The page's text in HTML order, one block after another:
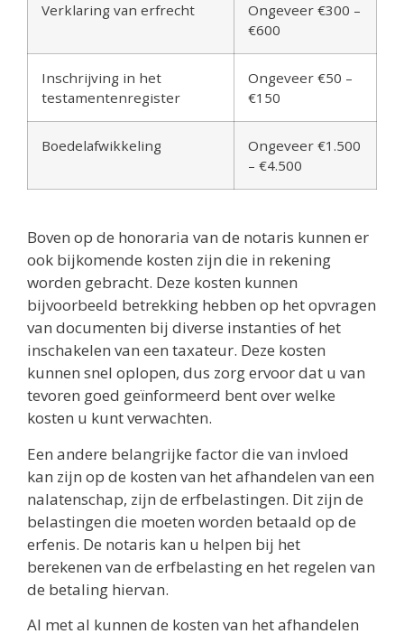
Verklaring van erfrecht
Ongeveer €300 –
€600
Inschrijving in het
testamentenregister
Ongeveer €50 –
€150
Boedelafwikkeling
Ongeveer €1.500
– €4.500
Boven op de honoraria van de notaris kunnen er
ook bijkomende kosten zijn die in rekening
worden gebracht. Deze kosten kunnen
bijvoorbeeld betrekking hebben op het opvragen
van documenten bij diverse instanties of het
inschakelen van een taxateur. Deze kosten
kunnen snel oplopen, dus zorg ervoor dat u van
tevoren goed geïnformeerd bent over welke
kosten u kunt verwachten.
Een andere belangrijke factor die van invloed
kan zijn op de kosten van het afhandelen van een
nalatenschap, zijn de erfbelastingen. Dit zijn de
belastingen die moeten worden betaald op de
erfenis. De notaris kan u helpen bij het
berekenen van de erfbelasting en het regelen van
de betaling hiervan.
Al met al kunnen de kosten van het afhandelen